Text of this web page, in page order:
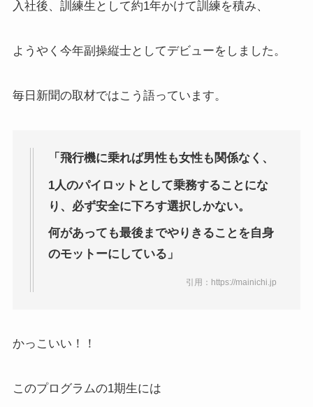
入社後、訓練生として約1年かけて訓練を積み、
ようやく今年副操縦士としてデビューをしました。
毎日新聞の取材ではこう語っています。
「飛行機に乗れば男性も女性も関係なく、
1人のパイロットとして乗務することにな
り、 必ず安全に下ろす選択しかない。
何があっても最後までやりきることを自身
のモットーにしている」
引用：https://mainichi.jp
かっこいい！！
このプログラムの1期生には